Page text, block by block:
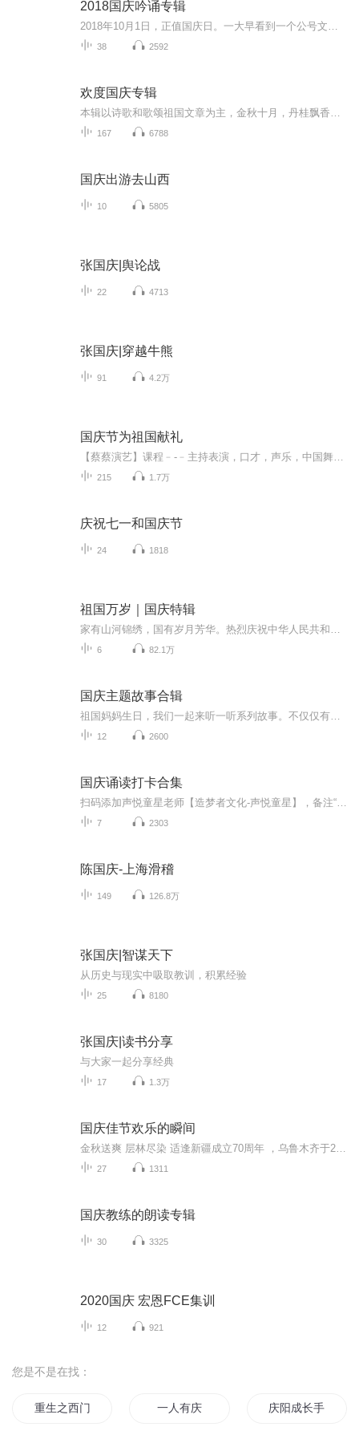
2018国庆吟诵专辑
38 2592
欢度国庆专辑
167 6788
国庆出游去山西
10 5805
张国庆|舆论战
22 4713
张国庆|穿越牛熊
91 4.2万
国庆节为祖国献礼
215 1.7万
庆祝七一和国庆节
24 1818
祖国万岁｜国庆特辑
6 82.1万
国庆主题故事合辑
12 2600
国庆诵读打卡合集
7 2303
陈国庆-上海滑稽
149 126.8万
张国庆|智谋天下
从历史与现实中吸取教训，积累经验
25 8180
张国庆|读书分享
与大家一起分享经典
17 1.3万
国庆佳节欢乐的瞬间
27 1311
国庆教练的朗读专辑
30 3325
2020国庆 宏恩FCE集训
12 921
您是不是在找：
重生之西门庆 一人有庆 庆阳成长手札